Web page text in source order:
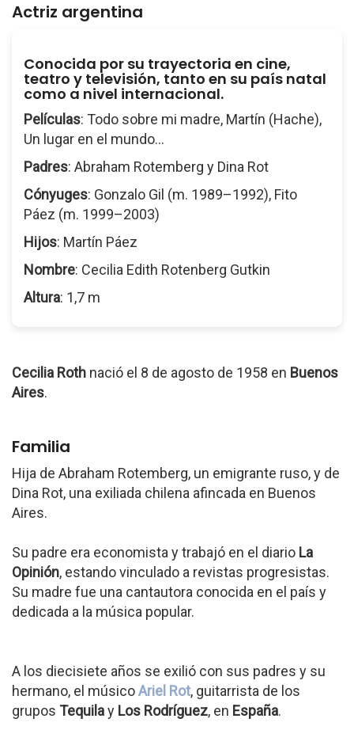
Actriz argentina
Conocida por su trayectoria en cine,
teatro y televisión, tanto en su país natal
como a nivel internacional.
Películas: Todo sobre mi madre, Martín (Hache),
Un lugar en el mundo...
Padres: Abraham Rotemberg y Dina Rot
Cónyuges: Gonzalo Gil (m. 1989–1992), Fito
Páez (m. 1999–2003)
Hijos: Martín Páez
Nombre: Cecilia Edith Rotenberg Gutkin
Altura: 1,7 m
Cecilia Roth nació el 8 de agosto de 1958 en Buenos
Aires.
Familia
Hija de Abraham Rotemberg, un emigrante ruso, y de
Dina Rot, una exiliada chilena afincada en Buenos
Aires.
Su padre era economista y trabajó en el diario La
Opinión, estando vinculado a revistas progresistas.
Su madre fue una cantautora conocida en el país y
dedicada a la música popular.
A los diecisiete años se exilió con sus padres y su
hermano, el músicoAriel Rot, guitarrista de los
grupos Tequilay Los Rodríguez, en España.